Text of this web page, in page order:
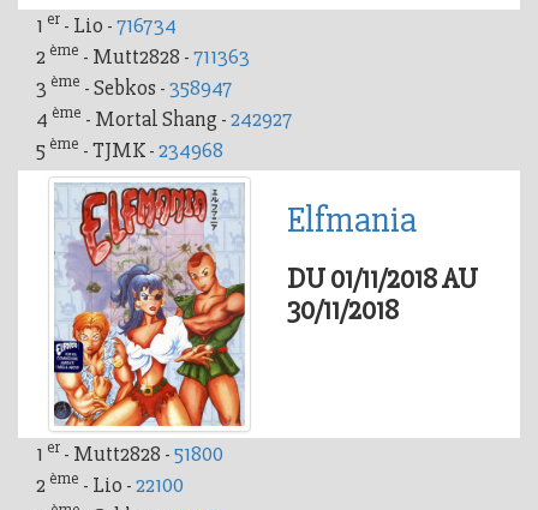
1 er - Lio -716734
2 ème - Mutt2828 -711363
3 ème - Sebkos -358947
4 ème - Mortal Shang -242927
5 ème - TJMK -234968
Elfmania
DU 01/11/2018 AU
30/11/2018
1 er - Mutt2828 -51800
2 ème - Lio -22100